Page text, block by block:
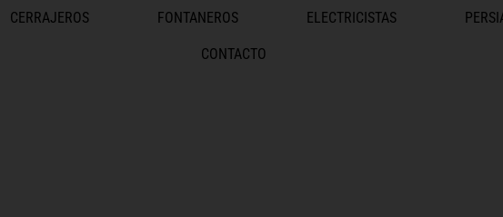
CERRAJEROS FONTANEROS ELECTRICISTAS
CONTACTO